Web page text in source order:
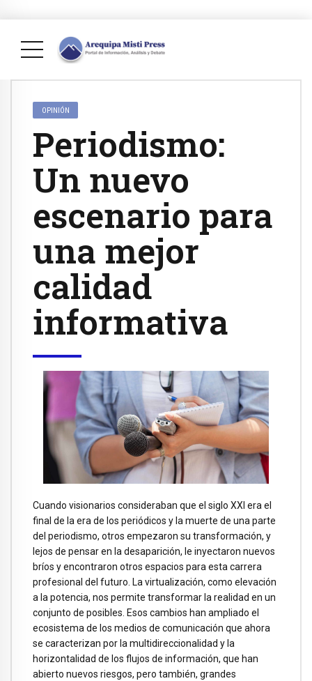
OPINIÓN
Periodismo:
Un nuevo
escenario para
una mejor
calidad
informativa
Cuando visionarios consideraban que el siglo XXI era el
final de la era de los periódicos y la muerte de una parte
del periodismo, otros empezaron su transformación, y
lejos de pensar en la desaparición, le inyectaron nuevos
bríos y encontraron otros espacios para esta carrera
profesional del futuro. La virtualización, como elevación
a la potencia, nos permite transformar la realidad en un
conjunto de posibles. Esos cambios han ampliado el
ecosistema de los medios de comunicación que ahora
se caracterizan por la multidireccionalidad y la
horizontalidad de los flujos de información, que han
abierto nuevos riesgos, pero también, grandes